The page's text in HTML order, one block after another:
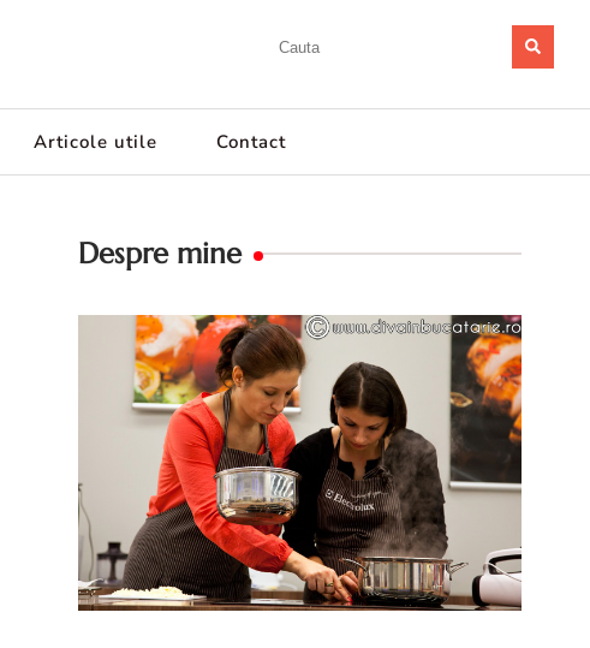
Articole utile Contact
Despre mine